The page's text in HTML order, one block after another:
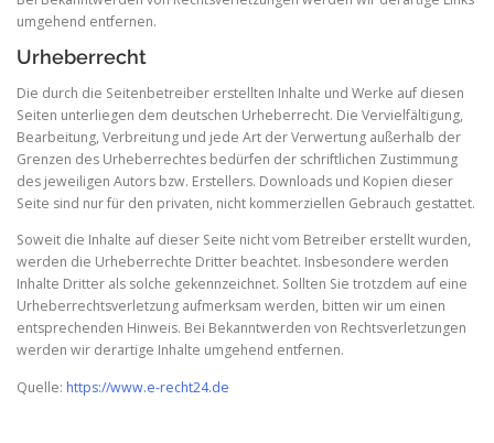
umgehend entfernen.
Urheberrecht
Die durch die Seitenbetreiber erstellten Inhalte und Werke auf diesen
Seiten unterliegen dem deutschen Urheberrecht. Die Vervielfältigung,
Bearbeitung, Verbreitung und jede Art der Verwertung außerhalb der
Grenzen des Urheberrechtes bedürfen der schriftlichen Zustimmung
des jeweiligen Autors bzw. Erstellers. Downloads und Kopien dieser
Seite sind nur für den privaten, nicht kommerziellen Gebrauch gestattet.
Soweit die Inhalte auf dieser Seite nicht vom Betreiber erstellt wurden,
werden die Urheberrechte Dritter beachtet. Insbesondere werden
Inhalte Dritter als solche gekennzeichnet. Sollten Sie trotzdem auf eine
Urheberrechtsverletzung aufmerksam werden, bitten wir um einen
entsprechenden Hinweis. Bei Bekanntwerden von Rechtsverletzungen
werden wir derartige Inhalte umgehend entfernen.
Quelle: https://www.e-recht24.de